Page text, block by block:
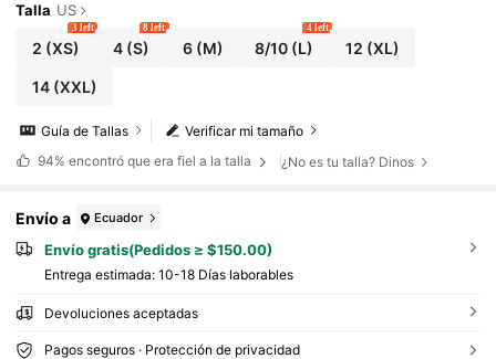
Talla US
2 (XS)
3 left
4(S)
8 left
6(M) 8/10 (L)
4 left
12 (XL)
14(XXL)
Verificar mi tamaño
Guía de Tallas
94% encontró que era fiel a la talla ¿No es tu talla? Dinos
Envío a Ecuador
Envío gratis(Pedidos ≥ $150.00)
Entrega estimada: 10-18 Días laborables
Devoluciones aceptadas
Pagos seguros · Protección de privacidad